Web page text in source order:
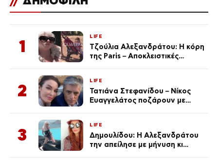
1
LIFE
Τζούλια Αλεξανδράτου: Η κόρη
της Paris – Αποκλειστικές
2
LIFE
Τατιάνα Στεφανίδου – Νίκος
Ευαγγελάτος ποζάρουν με
3
LIFE
Δημουλίδου: Η Αλεξανδράτου
την απείλησε με μήνυση κι